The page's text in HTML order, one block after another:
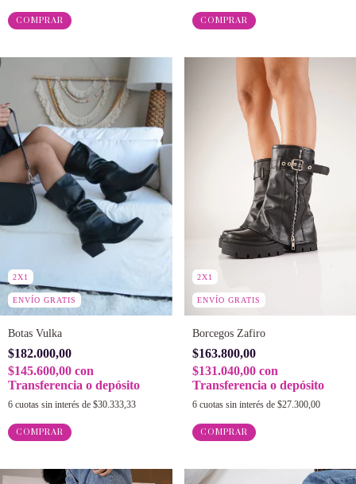
COMPRAR COMPRAR
2X1
ENVÍO GRATIS
Botas Vulka
$182.000,00
$145.600,00 con
Transferencia o depósito
6 cuotas sin interés de $30.333,33
COMPRAR
2X1
ENVÍO GRATIS
Borcegos Zafiro
$163.800,00
$131.040,00 con
Transferencia o depósito
6 cuotas sin interés de $27.300,00
COMPRAR